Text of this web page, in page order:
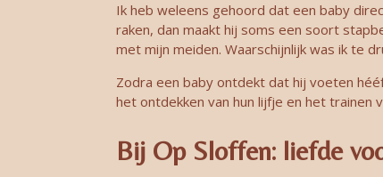
Ik heb weleens gehoord dat een baby
raken, dan maakt hij soms een soort
met mijn meiden. Waarschijnlijk was ik te
Zodra een baby ontdekt dat hij voeten
het ontdekken van hun lijfje en het trainen
Bij Op Sloffen: liefde